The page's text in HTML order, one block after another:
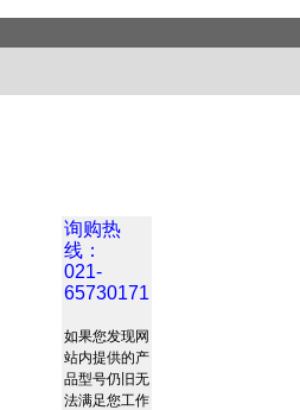
询购热
线：
021-
65730171
如果您发现网
站内提供的产
品型号仍旧无
法满足您工作